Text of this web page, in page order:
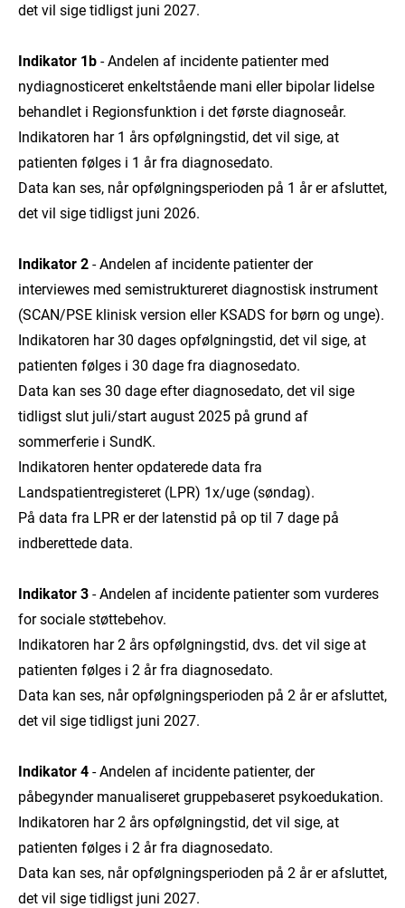
det vil sige tidligst juni 2027.
Indikator 1b - Andelen af incidente patienter med
nydiagnosticeret enkeltstående mani eller bipolar lidelse
behandlet i Regionsfunktion i det første diagnoseår.
Indikatoren har 1 års opfølgningstid, det vil sige, at
patienten følges i 1 år fra diagnosedato.
Data kan ses, når opfølgningsperioden på 1 år er afsluttet,
det vil sige tidligst juni 2026.
Indikator 2 - Andelen af incidente patienter der
interviewes med semistruktureret diagnostisk instrument
(SCAN/PSE klinisk version eller KSADS for børn og unge).
Indikatoren har 30 dages opfølgningstid, det vil sige, at
patienten følges i 30 dage fra diagnosedato.
Data kan ses 30 dage efter diagnosedato, det vil sige
tidligst slut juli/start august 2025 på grund af
sommerferie i SundK.
Indikatoren henter opdaterede data fra
Landspatientregisteret (LPR) 1x/uge (søndag).
På data fra LPR er der latenstid på op til 7 dage på
indberettede data.
Indikator 3 - Andelen af incidente patienter som vurderes
for sociale støttebehov.
Indikatoren har 2 års opfølgningstid, dvs. det vil sige at
patienten følges i 2 år fra diagnosedato.
Data kan ses, når opfølgningsperioden på 2 år er afsluttet,
det vil sige tidligst juni 2027.
Indikator 4 - Andelen af incidente patienter, der
påbegynder manualiseret gruppebaseret psykoedukation.
Indikatoren har 2 års opfølgningstid, det vil sige, at
patienten følges i 2 år fra diagnosedato.
Data kan ses, når opfølgningsperioden på 2 år er afsluttet,
det vil sige tidligst juni 2027.